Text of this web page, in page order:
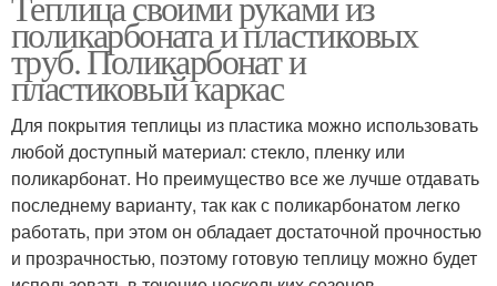
поликарбоната и пластиковых
труб. Поликарбонат и
пластиковый каркас
Для покрытия теплицы из пластика можно использовать
любой доступный материал: стекло, пленку или
поликарбонат. Но преимущество все же лучше отдавать
последнему варианту, так как с поликарбонатом легко
работать, при этом он обладает достаточной прочностью
и прозрачностью, поэтому готовую теплицу можно будет